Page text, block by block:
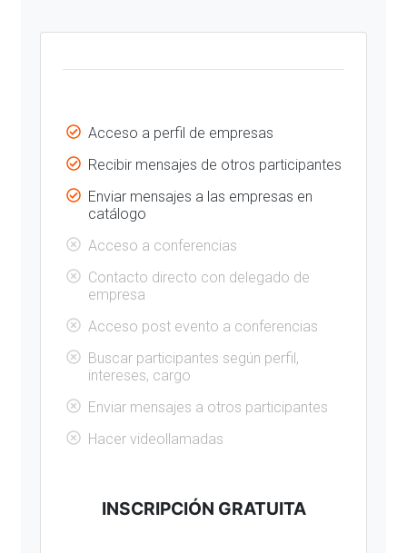
Acceso a perfil de empresas
Recibir mensajes de otros participantes
Enviar mensajes a las empresas en
catálogo
Acceso a conferencias
Contacto directo con delegado de
empresa
Acceso post evento a conferencias
Buscar participantes según perfil,
intereses, cargo
Enviar mensajes a otros participantes
Hacer videollamadas
INSCRIPCIÓN GRATUITA